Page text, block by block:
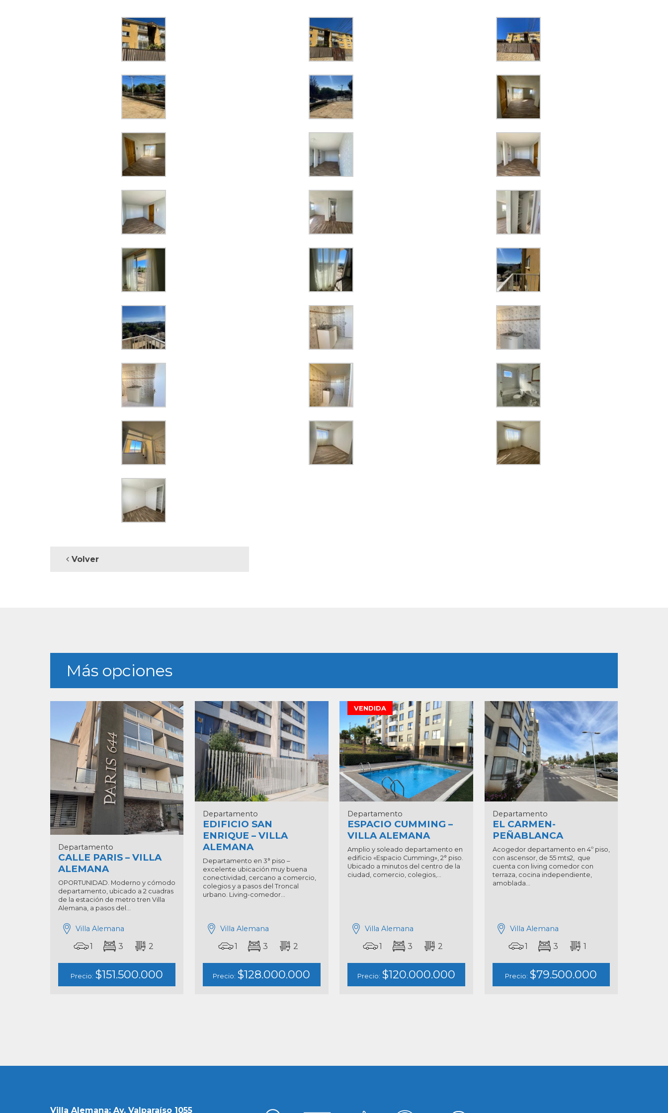
Volver
Más opciones
Departamento
CALLE PARIS – VILLA
ALEMANA
OPORTUNIDAD. Moderno y cómodo
departamento, ubicado a 2 cuadras
de la estación de metro tren Villa
Alemana, a pasos del...
Villa Alemana
1 3 2
Precio: $151.500.000
Departamento
EDIFICIO SAN
ENRIQUE – VILLA
ALEMANA
Departamento en 3° piso –
excelente ubicación muy buena
conectividad, cercano a comercio,
colegios y a pasos del Troncal
urbano. Living-comedor...
Villa Alemana
1 3 2
Precio: $128.000.000
VENDIDA
Departamento
ESPACIO CUMMING –
VILLA ALEMANA
Amplio y soleado departamento en
edificio «Espacio Cumming», 2° piso.
Ubicado a minutos del centro de la
ciudad, comercio, colegios,...
Villa Alemana
1 3 2
Precio: $120.000.000
Departamento
EL CARMEN-
PEÑABLANCA
Acogedor departamento en 4º piso,
con ascensor, de 55 mts2, que
cuenta con living comedor con
terraza, cocina independiente,
amoblada...
Villa Alemana
1 3 1
Precio: $79.500.000
Villa Alemana: Av. Valparaíso 1055